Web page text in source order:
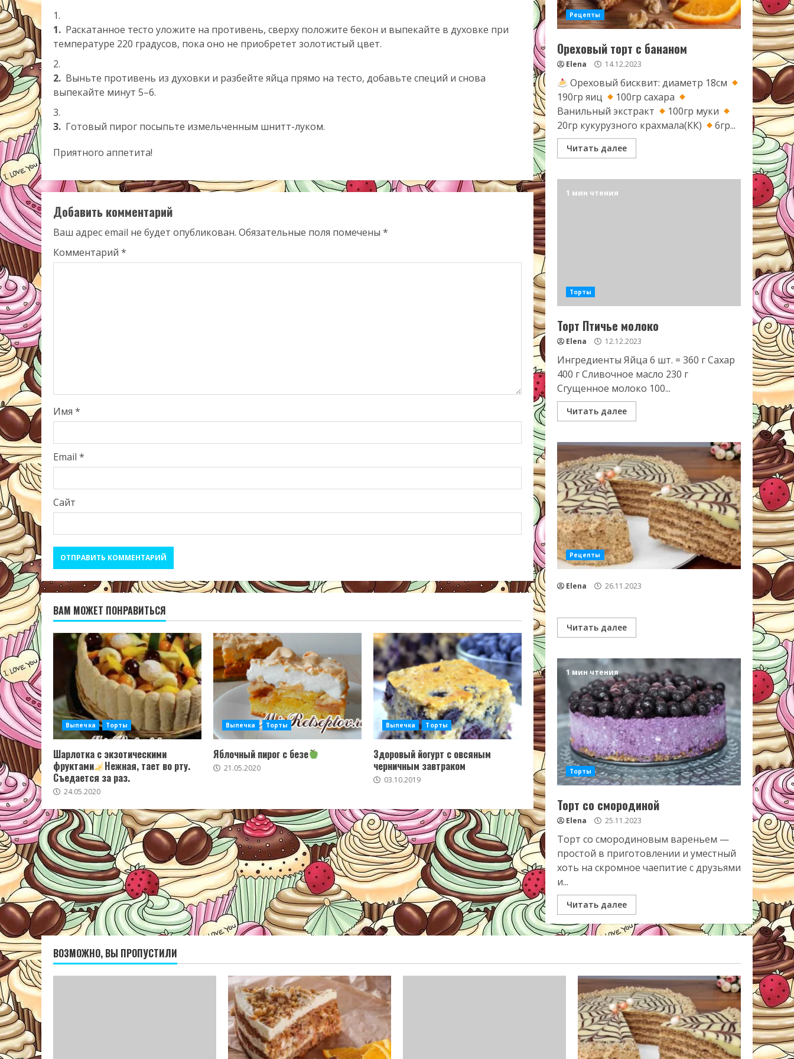
1. Раскатанное тесто уложите на противень, сверху положите бекон и выпекайте в духовке при
температуре 220 градусов, пока оно не приобретет золотистый цвет.
2. Выньте противень из духовки и разбейте яйца прямо на тесто, добавьте специй и снова
выпекайте минут 5–6.
3. Готовый пирог посыпьте измельченным шнитт-луком.
Приятного аппетита!
Добавить комментарий
Ваш адрес email не будет опубликован. Обязательные поля помечены *
Комментарий *
Имя *
Email *
Сайт
ВАМ МОЖЕТ ПОНРАВИТЬСЯ
Выпечка Торты
Шарлотка с экзотическими
фруктами
Нежная, тает во рту.
Съедается за раз.
24.05.2020
Выпечка Торты
Яблочный пирог с безе
21.05.2020
Выпечка Торты
Здоровый йогурт с овсяным
черничным завтраком
03.10.2019
Рецепты
Ореховый торт с бананом
Elena 14.12.2023
Ореховый бисквит: диаметр 18см
190гр яиц
100гр сахара
Ванильный экстракт
100гр муки
20гр кукурузного крахмала(КК)
6гр...
Читать далее
1 мин чтения
Торты
Торт Птичье молоко
Elena 12.12.2023
Ингредиенты Яйца 6 шт. = 360 г Сахар
400 г Сливочное масло 230 г
Сгущенное молоко 100...
Читать далее
Рецепты
Elena 26.11.2023
Читать далее
1 мин чтения
Торты
Торт со смородиной
Elena 25.11.2023
Торт со смородиновым вареньем —
простой в приготовлении и уместный
хоть на скромное чаепитие с друзьями
и...
Читать далее
ВОЗМОЖНО, ВЫ ПРОПУСТИЛИ